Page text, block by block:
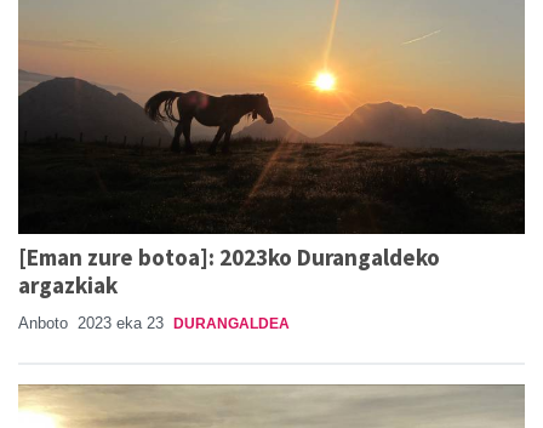
[Eman zure botoa]: 2023ko Durangaldeko
argazkiak
Anboto 2023 eka 23 DURANGALDEA